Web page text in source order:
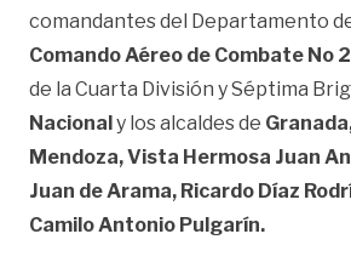
comandantes del Departamento
Comando Aéreo de Combate No 2
de la Cuarta División y Séptima
Nacionaly los alcaldes de
Mendoza, Vista Hermosa Juan
Juan de Arama, Ricardo Díaz
Camilo Antonio Pulgarín.